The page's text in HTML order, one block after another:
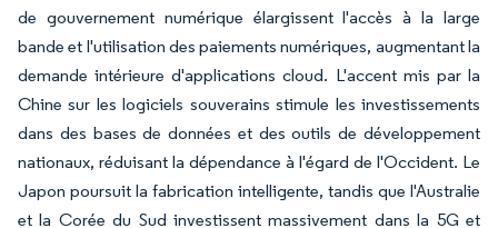
de gouvernement numérique élargissent l'accès à la large
bande et l'utilisation des paiements numériques, augmentant la
demande intérieure d'applications cloud. L'accent mis par la
Chine sur les logiciels souverains stimule les investissements
dans des bases de données et des outils de développement
nationaux, réduisant la dépendance à l'égard de l'Occident. Le
Japon poursuit la fabrication intelligente, tandis que l'Australie
et la Corée du Sud investissent massivement dans la 5G et